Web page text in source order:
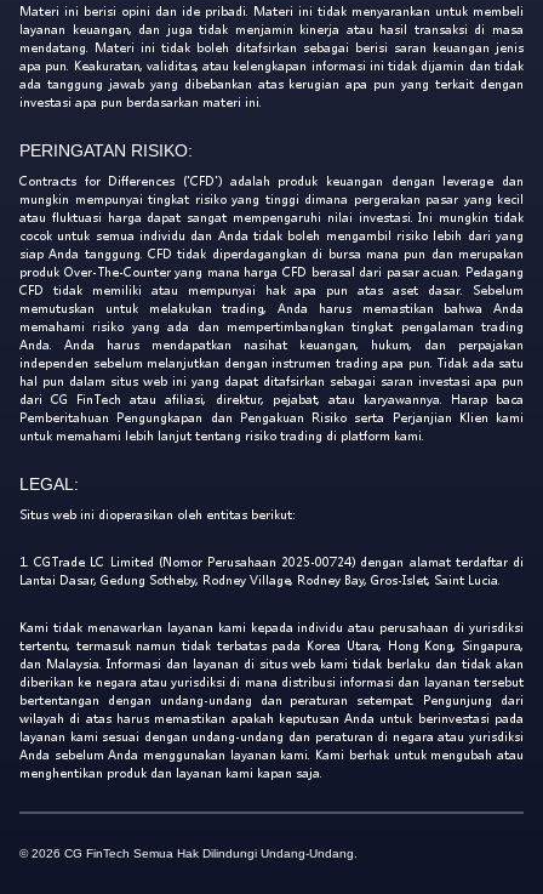
Materi ini berisi opini dan ide pribadi. Materi ini tidak menyarankan untuk membeli
layanan keuangan, dan juga tidak menjamin kinerja atau hasil transaksi di masa
mendatang. Materi ini tidak boleh ditafsirkan sebagai berisi saran keuangan jenis
apa pun. Keakuratan, validitas, atau kelengkapan informasi ini tidak dijamin dan tidak
ada tanggung jawab yang dibebankan atas kerugian apa pun yang terkait dengan
investasi apa pun berdasarkan materi ini.
PERINGATAN RISIKO:
Contracts for Differences ('CFD') adalah produk keuangan dengan leverage dan
mungkin mempunyai tingkat risiko yang tinggi dimana pergerakan pasar yang kecil
atau fluktuasi harga dapat sangat mempengaruhi nilai investasi. Ini mungkin tidak
cocok untuk semua individu dan Anda tidak boleh mengambil risiko lebih dari yang
siap Anda tanggung. CFD tidak diperdagangkan di bursa mana pun dan merupakan
produk Over-The-Counter yang mana harga CFD berasal dari pasar acuan. Pedagang
CFD tidak memiliki atau mempunyai hak apa pun atas aset dasar. Sebelum
memutuskan untuk melakukan trading, Anda harus memastikan bahwa Anda
memahami risiko yang ada dan mempertimbangkan tingkat pengalaman trading
Anda. Anda harus mendapatkan nasihat keuangan, hukum, dan perpajakan
independen sebelum melanjutkan dengan instrumen trading apa pun. Tidak ada satu
hal pun dalam situs web ini yang dapat ditafsirkan sebagai saran investasi apa pun
dari CG FinTech atau afiliasi, direktur, pejabat, atau karyawannya. Harap baca
Pemberitahuan Pengungkapan dan Pengakuan Risiko serta Perjanjian Klien kami
untuk memahami lebih lanjut tentang risiko trading di platform kami.
LEGAL:
Situs web ini dioperasikan oleh entitas berikut:
1. CGTrade LC Limited (Nomor Perusahaan 2025-00724) dengan alamat terdaftar di
Lantai Dasar, Gedung Sotheby, Rodney Village, Rodney Bay, Gros-Islet, Saint Lucia.
Kami tidak menawarkan layanan kami kepada individu atau perusahaan di yurisdiksi
tertentu, termasuk namun tidak terbatas pada Korea Utara, Hong Kong, Singapura,
dan Malaysia. Informasi dan layanan di situs web kami tidak berlaku dan tidak akan
diberikan ke negara atau yurisdiksi di mana distribusi informasi dan layanan tersebut
bertentangan dengan undang-undang dan peraturan setempat. Pengunjung dari
wilayah di atas harus memastikan apakah keputusan Anda untuk berinvestasi pada
layanan kami sesuai dengan undang-undang dan peraturan di negara atau yurisdiksi
Anda sebelum Anda menggunakan layanan kami. Kami berhak untuk mengubah atau
menghentikan produk dan layanan kami kapan saja.
© 2026 CG FinTech Semua Hak Dilindungi Undang-Undang.